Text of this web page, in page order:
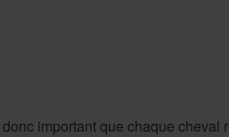
important que chaque cheval